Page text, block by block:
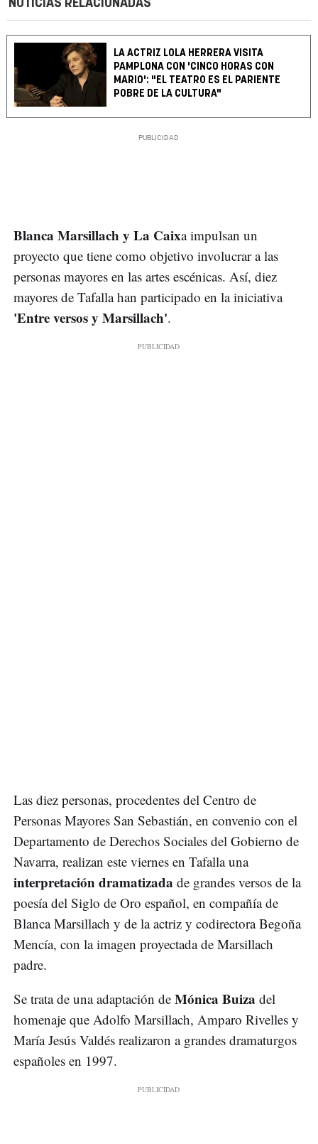
NOTICIAS RELACIONADAS
LA ACTRIZ LOLA HERRERA VISITA
PAMPLONA CON 'CINCO HORAS CON
MARIO': "EL TEATRO ES EL PARIENTE
POBRE DE LA CULTURA"
Blanca Marsillach y La Caixa impulsan un
proyecto que tiene como objetivo involucrar a las
personas mayores en las artes escénicas. Así, diez
mayores de Tafalla han participado en la iniciativa
'Entre versos y Marsillach'.
Las diez personas, procedentes del Centro de
Personas Mayores San Sebastián, en convenio con el
Departamento de Derechos Sociales del Gobierno de
Navarra, realizan este viernes en Tafalla una
interpretación dramatizada de grandes versos de la
poesía del Siglo de Oro español, en compañía de
Blanca Marsillach y de la actriz y codirectora Begoña
Mencía, con la imagen proyectada de Marsillach
padre.
Se trata de una adaptación de Mónica Buiza del
homenaje que Adolfo Marsillach, Amparo Rivelles y
María Jesús Valdés realizaron a grandes dramaturgos
españoles en 1997.